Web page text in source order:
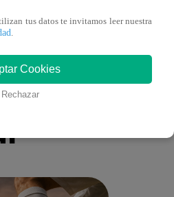
te puede
tus datos te invitamos leer nuestra
.
Cookies
Rechazar